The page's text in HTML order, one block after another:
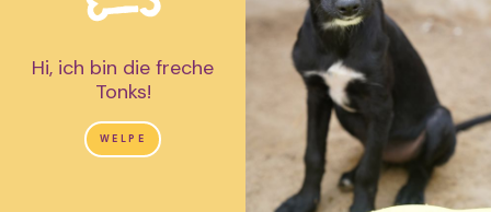
Hi, ich bin die freche
Tonks!
WELPE